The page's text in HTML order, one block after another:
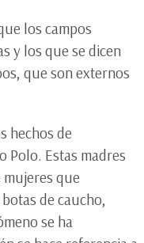
los campos
y los que se dicen
que son externos
hechos de
Polo. Estas madres
mujeres que
de caucho,
se ha